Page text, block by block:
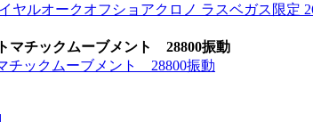
ルオークオフショアクロノ ラスベガス限定
マチックムーブメント 28800振動
チックムーブメント 28800振動